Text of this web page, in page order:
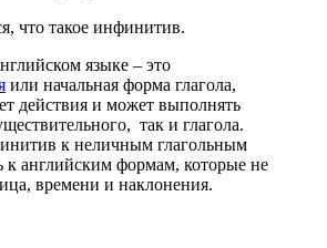
что такое инфинитив.
языке – это
или начальная форма глагола,
действия и может выполнять
так и глагола.
к неличным глагольным
к английским формам, которые не
времени и наклонения.